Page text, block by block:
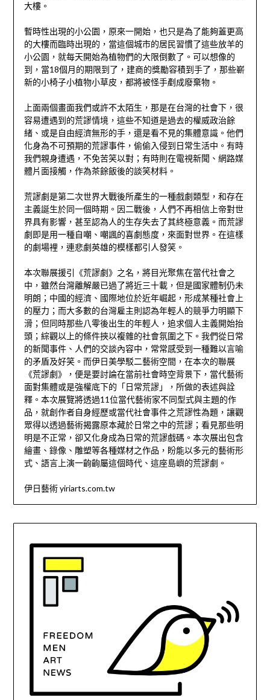
大樓。
暫時性出現的小公園，原來一開始，也只是為了能夠蓋更高
的大樓而臨時出現的，當這個城市的居民習慣了這些放羊的
小公園，就每天開始為植物們的大限倒數了。可以想像的
到，當18個月的期限到了，建商的獎勵容積到手了，那些嶄
新的小椅子小植物小草皮，都將被怪手剷成廢棄物。
上面兩個畫面我們或許不太陌生，那是在台灣的社會下，很
容易遭遇到的荒謬情境，這些不知道是過去的權威政治餘
緒、或是自由經濟無形的手，還是看不見的集體意識。他們
化身為不可預期的荒謬事件，偷偷入侵到日常生活中。有時
我們親身遭遇，不免苦笑以對；有時則在電視新聞、網路媒
體片面接觸，作為茶餘飯後的談笑材料。
荒謬劇是第二次世界大戰後所產生的一種戲劇類型，和存在
主義誕生於同一個時期。因二戰後，人們不再相信上帝對世
界具有影響，甚至認為人的生存失去了其終極意義。而荒謬
劇即是用一種自嘲、嘲諷的喜劇態度，來面對世界。在這樣
的劇場裡，連悲劇英雄的模樣都引人發笑。
本次聯展援引《荒謬劇》之名，將目光聚焦在當代社會之
中，雖然台灣離解嚴已過了將近三十載，但是國家體制仍未
明朗；中國的經濟、國際地位於近年崛起，形成某種社會上
的壓力；而大多數的台灣雇主則認為年輕人的競爭力明顯下
滑；但同時那些八零後出生的年輕人，追求個人主義開始抬
頭；綜觀以上的條件挾以複雜的社會氛圍之下。我們從日常
的新聞事件、人們的交談內容中，常常感受到一種難以言喻
的矛盾及好笑。而伊日美學駁二藝術空間，在本次的聯展
《荒謬劇》，便是要討論在當前社會時空背景下，當代藝術
面對集體或是強權底下的「日常荒謬」，所做的表述與詮
釋。本次展覽將透過11位當代藝術家不同型式與主題的作
品，就創作者自身經歷或當代社會事件之荒謬性為題，讓觀
眾得以透過藝術揭露原本藏於日常之中的荒謬；看見那些明
明是不正常，卻又化身成為日常的荒謬戲碼。本次展出包含
繪畫、錄像、雕塑等各種媒材之作品，盼能以多元的藝術形
式、語言上演一齣齣屬這個時代、這座島嶼的荒謬劇。
伊日藝術 yiriarts.com.tw